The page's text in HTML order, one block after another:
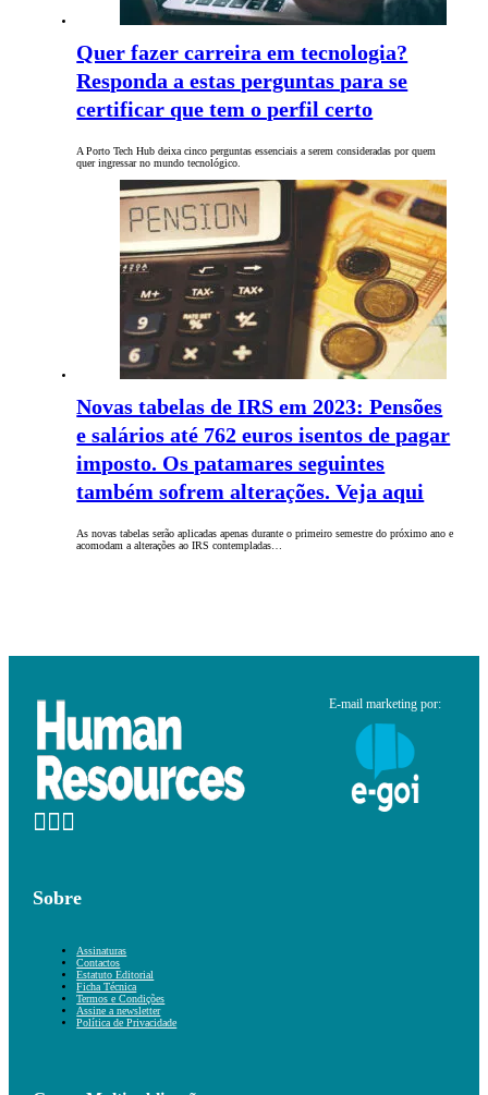
Quer fazer carreira em tecnologia?
Responda a estas perguntas para se
certificar que tem o perfil certo
A Porto Tech Hub deixa cinco perguntas essenciais a serem consideradas por quem
quer ingressar no mundo tecnológico.
Novas tabelas de IRS em 2023: Pensões
e salários até 762 euros isentos de pagar
imposto. Os patamares seguintes
também sofrem alterações. Veja aqui
As novas tabelas serão aplicadas apenas durante o primeiro semestre do próximo ano e
acomodam a alterações ao IRS contempladas…
E-mail marketing por:
Sobre
Assinaturas
Contactos
Estatuto Editorial
Ficha Técnica
Termos e Condições
Assine a newsletter
Política de Privacidade